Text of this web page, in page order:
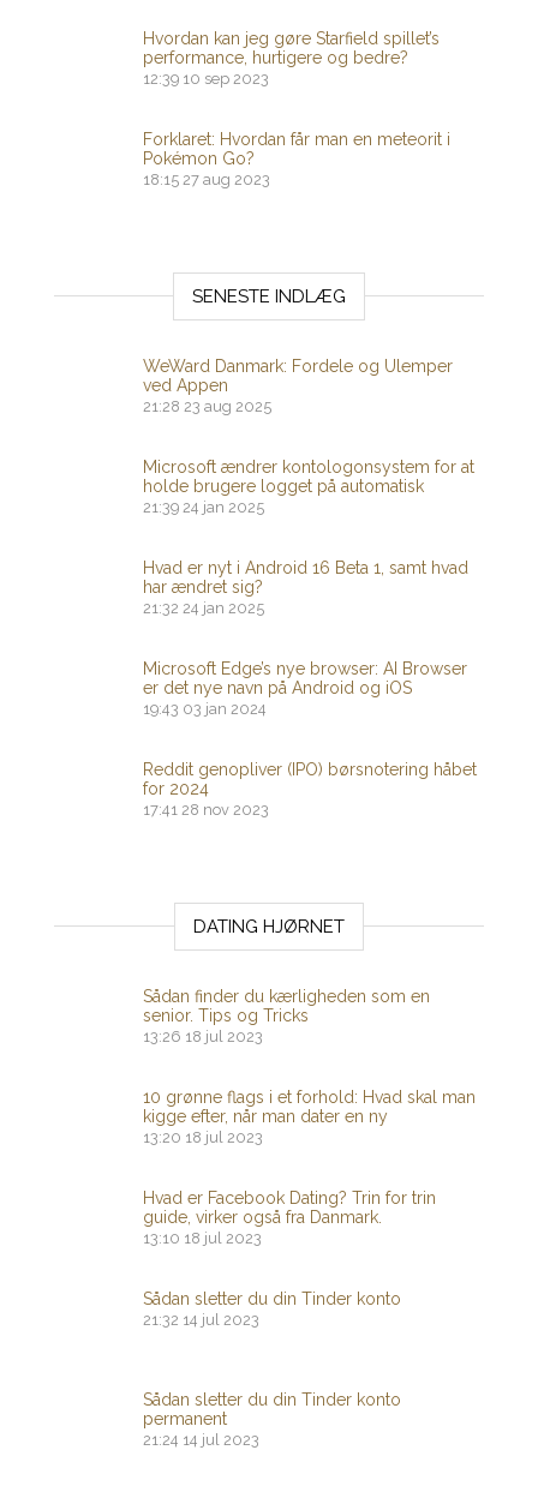
Hvordan kan jeg gøre Starfield spillet’s
performance, hurtigere og bedre?
12:39 10 sep 2023
Forklaret: Hvordan får man en meteorit i
Pokémon Go?
18:15 27 aug 2023
SENESTE INDLÆG
WeWard Danmark: Fordele og Ulemper
ved Appen
21:28 23 aug 2025
Microsoft ændrer kontologonsystem for at
holde brugere logget på automatisk
21:39 24 jan 2025
Hvad er nyt i Android 16 Beta 1, samt hvad
har ændret sig?
21:32 24 jan 2025
Microsoft Edge’s nye browser: AI Browser
er det nye navn på Android og iOS
19:43 03 jan 2024
Reddit genopliver (IPO) børsnotering håbet
for 2024
17:41 28 nov 2023
DATING HJØRNET
Sådan finder du kærligheden som en
senior. Tips og Tricks
13:26 18 jul 2023
10 grønne flags i et forhold: Hvad skal man
kigge efter, når man dater en ny
13:20 18 jul 2023
Hvad er Facebook Dating? Trin for trin
guide, virker også fra Danmark.
13:10 18 jul 2023
Sådan sletter du din Tinder konto
21:32 14 jul 2023
Sådan sletter du din Tinder konto
permanent
21:24 14 jul 2023